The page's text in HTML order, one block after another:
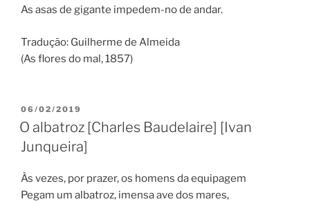
As asas de gigante impedem-no de andar.
Tradução: Guilherme de Almeida
(As flores do mal, 1857)
PUBLICADO
EM
06/02/2019
O albatroz [Charles Baudelaire] [Ivan
Junqueira]
Às vezes, por prazer, os homens da equipagem
Pegam um albatroz, imensa ave dos mares,